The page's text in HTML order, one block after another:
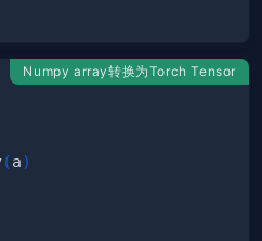
Numpy array转换为Torch Tensor
(a)